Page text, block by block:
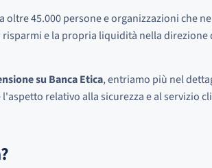
oltre 45.000 persone e organizzazioni che
e la propria liquidità nella
su Banca Etica, entriamo più nel
relativo alla sicurezza e al servizio